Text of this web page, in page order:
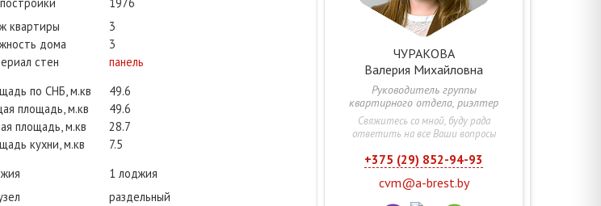
1976
квартиры
3
дома
3
стен
панель
по СНБ, м.кв
49.6
площадь, м.кв
49.6
площадь, м.кв
28.7
кухни, м.кв
7.5
1 лоджия
раздельный
ЧУРАКОВА
Валерия Михайловна
Руководитель группы
квартирного отдела, риэлтер
Свяжитесь со мной, буду рада
ответить на все Ваши вопросы
+375 (29) 852-94-93
cvm@a-brest.by